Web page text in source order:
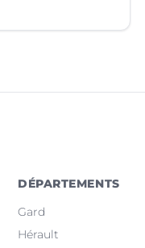
DÉPARTEMENTS
Gard
Hérault